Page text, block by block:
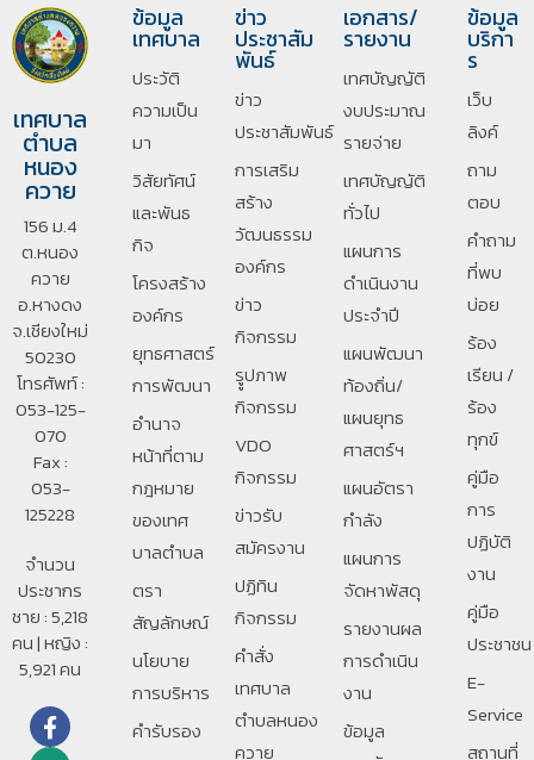
เทศบาล
ตำบล
หนอง
ควาย
156 ม.4
ต.หนอง
ควาย
อ.หางดง
จ.เชียงใหม่
50230
โทรศัพท์ :
053-125-
070
Fax :
053-
125228
จำนวน
ประชากร
ชาย : 5,218
คน | หญิง :
5,921 คน
ข้อมูล
เทศบาล
ประวัติ
ความเป็น
มา
วิสัยทัศน์
และพันธ
กิจ
โครงสร้าง
องค์กร
ยุทธศาสตร์
การพัฒนา
อํานาจ
หน้าที่ตาม
กฎหมาย
ของเทศ
บาลตําบล
ตรา
สัญลักษณ์
นโยบาย
การบริหาร
คำรับรอง
ข่าว
ประชาสัม
พันธ์
ข่าว
ประชาสัมพันธ์
การเสริม
สร้าง
วัฒนธรรม
องค์กร
ข่าว
กิจกรรม
รููปภาพ
กิจกรรม
VDO
กิจกรรม
ข่าวรับ
สมัครงาน
ปฏิทิน
กิจกรรม
คำสั่ง
เทศบาล
ตำบลหนอง
ควาย
เอกสาร/
รายงาน
เทศบัญญัติ
งบประมาณ
รายจ่าย
เทศบัญญัติ
ทั่วไป
แผนการ
ดำเนินงาน
ประจำปี
แผนพัฒนา
ท้องถิ่น/
แผนยุทธ
ศาสตร์ฯ
แผนอัตรา
กำลัง
แผนการ
จัดหาพัสดุ
รายงานผล
การดำเนิน
งาน
ข้อมูล
ข้อมูล
บริกา
ร
เว็บ
ลิงค์
ถาม
ตอบ
คำถาม
ที่พบ
บ่อย
ร้อง
เรียน /
ร้อง
ทุกข์
คู่มือ
การ
ปฏิบัติ
งาน
คู่มือ
ประชาชน
E-
Service
สถานที่